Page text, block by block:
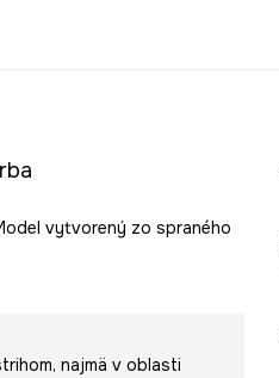
vytvorený zo spraného
najmä v oblasti